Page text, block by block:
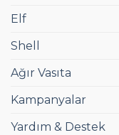
Elf
Shell
Ağır Vasıta
Kampanyalar
Yardım & Destek